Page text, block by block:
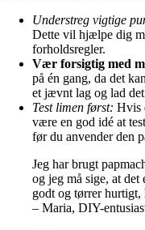
Understreg vigtige
Dette vil hjælpe dig
forholdsregler.
Vær forsigtig med
på én gang, da det
et jævnt lag og lad
Test limen først: Hvis
være en god idé at
før du anvender den
Jeg har brugt
og jeg må sige, at
godt og tørrer hurtigt,
– Maria, DIY-